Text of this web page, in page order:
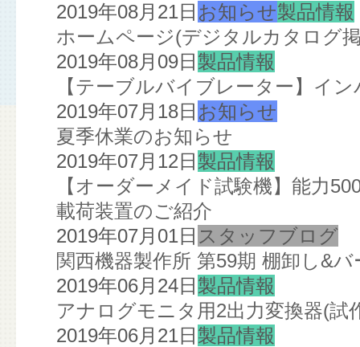
2019年08月21日 お知らせ製品情報
ホームページ(デジタルカタログ
2019年08月09日 製品情報
【テーブルバイブレーター】イ
2019年07月18日 お知らせ
夏季休業のお知らせ
2019年07月12日 製品情報
【オーダーメイド試験機】能力
載荷装置のご紹介
2019年07月01日 スタッフブログ
関西機器製作所 第59期 棚卸し&
2019年06月24日 製品情報
アナログモニタ用2出力変換器(試
2019年06月21日 製品情報